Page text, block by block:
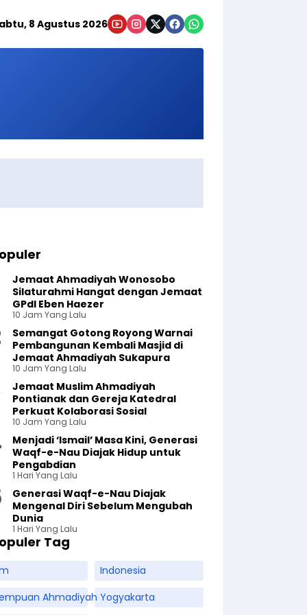
8 Agustus 2026
Jemaat Ahmadiyah Wonosobo
Silaturahmi Hangat dengan Jemaat
GPdI Eben Haezer
10 Jam Yang Lalu
Semangat Gotong Royong Warnai
Pembangunan Kembali Masjid di
Jemaat Ahmadiyah Sukapura
10 Jam Yang Lalu
Jemaat Muslim Ahmadiyah
Pontianak dan Gereja Katedral
Perkuat Kolaborasi Sosial
10 Jam Yang Lalu
Menjadi ‘Ismail’ Masa Kini, Generasi
Waqf-e-Nau Diajak Hidup untuk
Pengabdian
1 Hari Yang Lalu
Generasi Waqf-e-Nau Diajak
Mengenal Diri Sebelum Mengubah
Dunia
1 Hari Yang Lalu
Tag
Indonesia
Ahmadiyah Yogyakarta